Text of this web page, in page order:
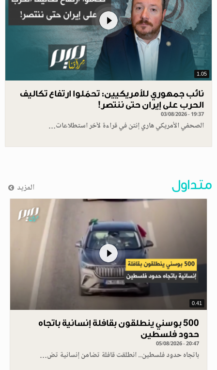
1.05
نائب جمهوري للأمريكيين: تحمّلوا ارتفاع تكاليف
الحرب على إيران حتى ننتصر!
03/08/2026 - 19:37
الصحفي الأمريكي هاري إنتن في قراءة لآخر استطلاعات…
متداول المزيد
0.41
500 بوسني ينطلقون بقافلة إنسانية باتجاه
حدود فلسطين
05/08/2026 - 20:47
باتجاه حدود فلسطين.. انطلقت قافلة تضامن إنسانية تض…